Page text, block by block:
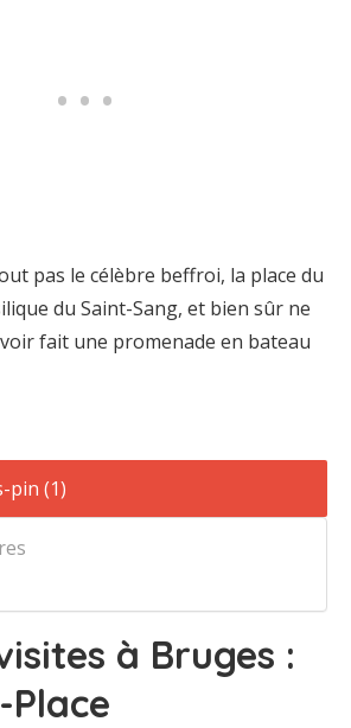
pas le célèbre beffroi, la place du
du Saint-Sang, et bien sûr ne
fait une promenade en bateau
à Bruges :